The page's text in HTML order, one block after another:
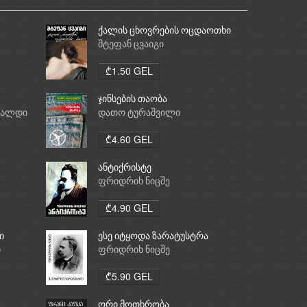
ქალის ცხოვრების ოცდაოთხი
საათი
შტეფან ცვაიგი
₾1.50 GEL
ჯინსების თაობა
დათო ტურაშვილი
₾4.60 GEL
ანტიქრისტე
ფრიდრიხ ნიცშე
₾4.90 GEL
ესე იტყოდა ზარატუსტრა
ფრიდრიხ ნიცშე
₾5.90 GEL